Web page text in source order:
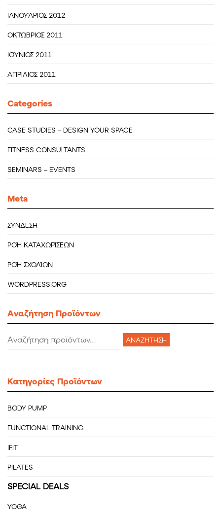
ΙΑΝΟΥΆΡΙΟΣ 2012
ΟΚΤΏΒΡΙΟΣ 2011
ΙΟΎΝΙΟΣ 2011
ΑΠΡΊΛΙΟΣ 2011
Categories
CASE STUDIES – DESIGN YOUR SPACE
FITNESS CONSULTANTS
SEMINARS – EVENTS
Meta
ΣΎΝΔΕΣΗ
ΡΟΉ ΚΑΤΑΧΩΡΊΣΕΩΝ
ΡΟΉ ΣΧΟΛΊΩΝ
WORDPRESS.ORG
Aναζήτηση Προϊόντων
Αναζήτηση
για:
ΑΝΑΖΉΤΗΣΗ
Κατηγορίες Προϊόντων
BODY PUMP
FUNCTIONAL TRAINING
IFIT
PILATES
SPECIAL DEALS
YOGA